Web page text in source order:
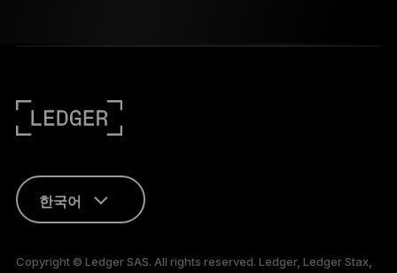
한국어
Copyright © Ledger SAS. All rights reserved. Ledger, Ledger Stax,